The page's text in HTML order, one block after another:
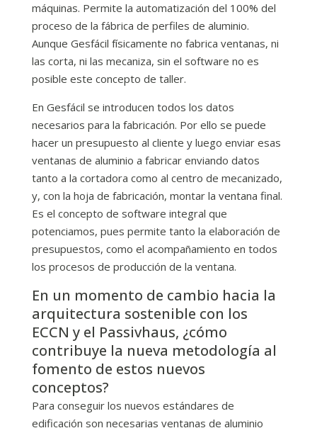
máquinas. Permite la automatización del 100% del
proceso de la fábrica de perfiles de aluminio.
Aunque Gesfácil físicamente no fabrica ventanas, ni
las corta, ni las mecaniza, sin el software no es
posible este concepto de taller.
En Gesfácil se introducen todos los datos
necesarios para la fabricación. Por ello se puede
hacer un presupuesto al cliente y luego enviar esas
ventanas de aluminio a fabricar enviando datos
tanto a la cortadora como al centro de mecanizado,
y, con la hoja de fabricación, montar la ventana final.
Es el concepto de software integral que
potenciamos, pues permite tanto la elaboración de
presupuestos, como el acompañamiento en todos
los procesos de producción de la ventana.
En un momento de cambio hacia la
arquitectura sostenible con los
ECCN y el Passivhaus, ¿cómo
contribuye la nueva metodología al
fomento de estos nuevos
conceptos?
Para conseguir los nuevos estándares de
edificación son necesarias ventanas de aluminio